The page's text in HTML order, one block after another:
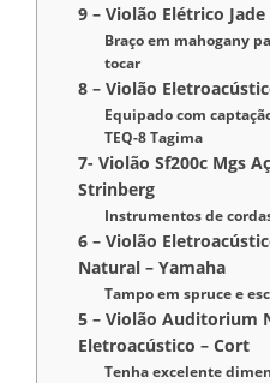
9 – Violão Elétrico
Braço em mahogany
tocar
8 – Violão
Equipado com
TEQ-8 Tagima
7- Violão Sf200c Mgs
Strinberg
Instrumentos de
6 – Violão
Natural – Yamaha
Tampo em spruce e
5 – Violão Auditorium
Eletroacústico – Cort
Tenha excelente